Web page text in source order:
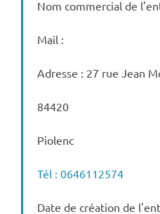
Nom commercial de
Mail :
Adresse : 27 rue Jean
84420
Piolenc
Tél : 0646112574
Date de création de